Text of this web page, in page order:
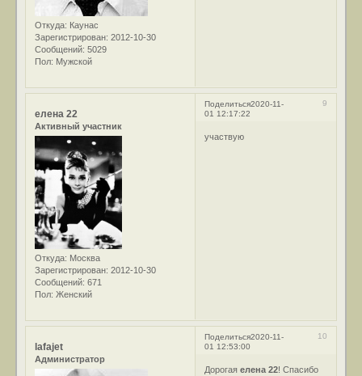
Откуда: Каунас
Зарегистрирован: 2012-10-30
Сообщений: 5029
Пол: Мужской
Поделиться 9
2020-11-
01 12:17:22
елена 22
Активный участник
Откуда: Москва
Зарегистрирован: 2012-10-30
Сообщений: 671
Пол: Женский
участвую
Поделиться 10
2020-11-
01 12:53:00
lafajet
Администратор
Дорогаяелена 22! Спасибо